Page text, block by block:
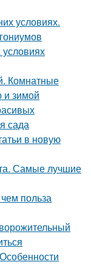
условиях.
Комнатные
и зимой
сада
в новую
Самые лучшие
польза